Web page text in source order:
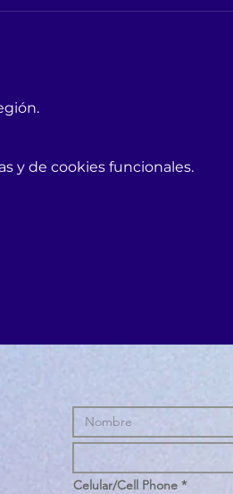
y de cookies funcionales.
Celular/Cell Phone